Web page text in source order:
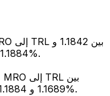
1.1884. كان المتوسط 1.1857 مع تقلبات 0.17%.
1.1689 و 1.1884. كان المتوسط 1.1811 مع تقلبات 0.29%.